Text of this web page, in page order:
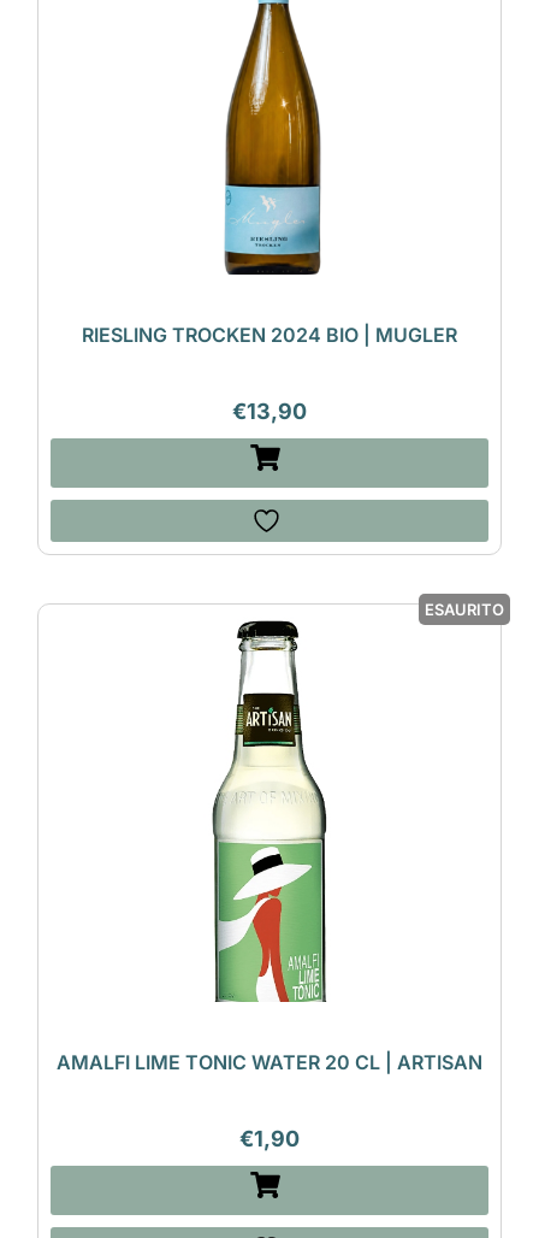
RIESLING TROCKEN 2024 BIO | MUGLER
€13,90
ESAURITO
AMALFI LIME TONIC WATER 20 CL | ARTISAN
€1,90